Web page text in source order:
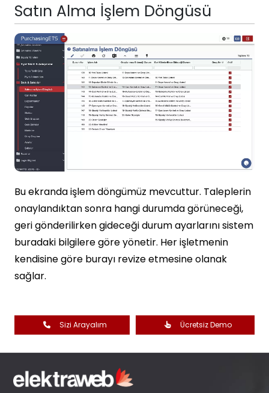
Satın Alma İşlem Döngüsü
Bu ekranda işlem döngümüz mevcuttur. Taleplerin
onaylandıktan sonra hangi durumda görüneceği,
geri gönderilirken gideceği durum ayarlarını sistem
buradaki bilgilere göre yönetir. Her işletmenin
kendisine göre burayı revize etmesine olanak
sağlar.
Sizi Arayalım Ücretsiz Demo